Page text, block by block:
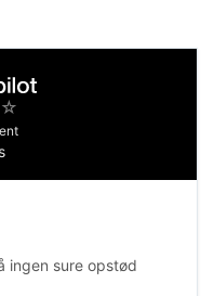
☆
ingen sure opstød